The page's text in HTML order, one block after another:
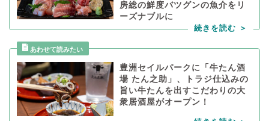
房総の鮮度バツグンの魚介をリ
ーズナブルに
豊洲セイルパークに「牛たん酒
場 たん之助」、トラジ仕込みの
旨い牛たんを出すこだわりの大
衆居酒屋がオープン！